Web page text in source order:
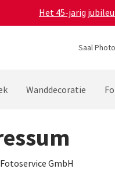
Het 45-jarig
Saal
Wanddecoratie
GmbH